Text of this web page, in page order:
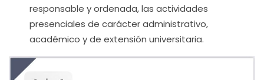
responsable y ordenada, las actividades
presenciales de carácter administrativo,
académico y de extensión universitaria.